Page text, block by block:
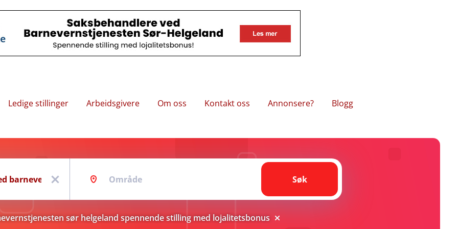
Ledige stillinger Arbeidsgivere Om oss Kontakt oss Annonsere? Blogg
x
Søk
Søk
sør helgeland spennende stilling med lojalitetsbonus